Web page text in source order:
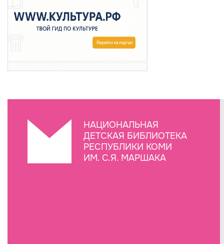
НАЦИОНАЛЬНАЯ
ДЕТСКАЯ БИБЛИОТЕКА
РЕСПУБЛИКИ КОМИ
ИМ. С.Я. МАРШАКА